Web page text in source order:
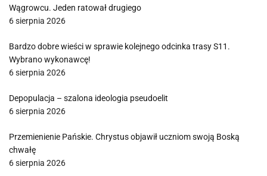
Wągrowcu. Jeden ratował drugiego
6 sierpnia 2026
Bardzo dobre wieści w sprawie kolejnego odcinka trasy S11.
Wybrano wykonawcę!
6 sierpnia 2026
Depopulacja – szalona ideologia pseudoelit
6 sierpnia 2026
Przemienienie Pańskie. Chrystus objawił uczniom swoją Boską
chwałę
6 sierpnia 2026